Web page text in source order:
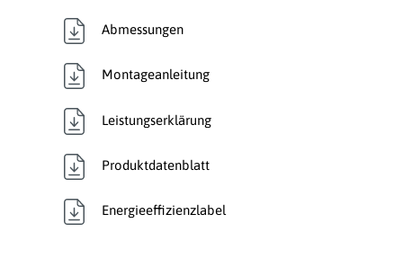
Abmessungen
Montageanleitung
Leistungserklärung
Produktdatenblatt
Energieeffizienzlabel